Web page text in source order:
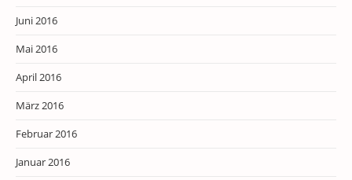
Juni 2016
Mai 2016
April 2016
März 2016
Februar 2016
Januar 2016